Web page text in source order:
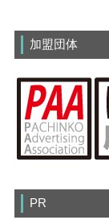
加盟団体
PR